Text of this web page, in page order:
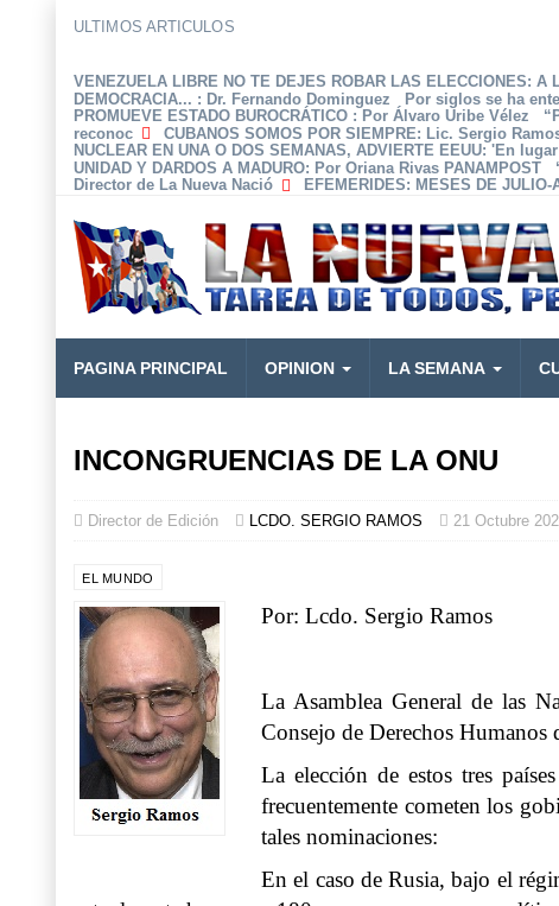
ULTIMOS ARTICULOS
VENEZUELA LIBRE NO TE DEJES ROBAR LAS ELECCIONES: A
DEMOCRACIA... : Dr. Fernando Dominguez Por siglos se ha
PROMUEVE ESTADO BUROCRÁTICO : Por Álvaro Uribe Vélez
reconoc
CUBANOS SOMOS POR SIEMPRE: Lic. Sergio
NUCLEAR EN UNA O DOS SEMANAS, ADVIERTE EEUU: 'En
UNIDAD Y DARDOS A MADURO: Por Oriana Rivas PANAMPOST
Director de La Nueva Nació
EFEMERIDES: MESES DE
PAGINA PRINCIPAL OPINION LA SEMANA
INCONGRUENCIAS DE LA ONU
Director de Edición LCDO. SERGIO RAMOS 21 Octubre
EL MUNDO
Por: Lcdo. Sergio Ramos
La Asamblea General de las
Consejo de Derechos Humanos
La elección de estos tres
frecuentemente cometen los
tales nominaciones:
En el caso de Rusia, bajo el